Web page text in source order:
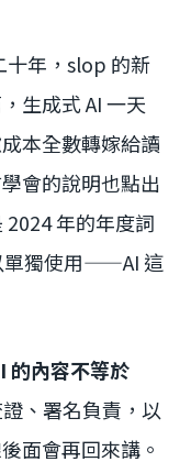
十年，slop 的新
生成式 AI 一天
本全數轉嫁給讀
會的說明也點出
年的年度詞
單獨使用——AI 這
的內容不等於
、署名負責，以
面會再回來講。